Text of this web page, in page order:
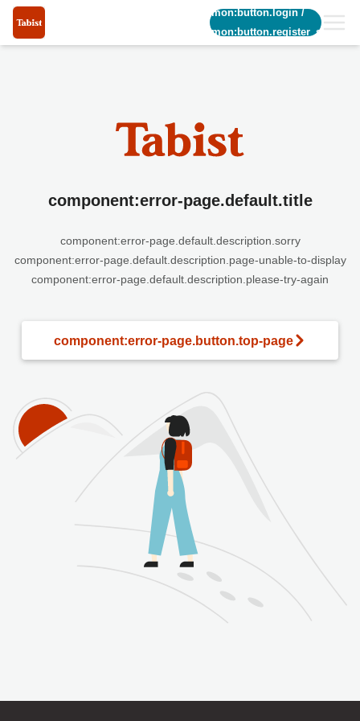
common:button.login/
common:button.register_short
component:error-page.default.title
component:error-page.default.description.sorry
component:error-page.default.description.page-unable-to-display
component:error-page.default.description.please-try-again
component:error-page.button.top-page